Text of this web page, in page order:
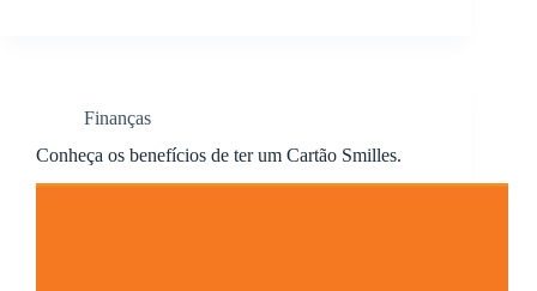
Finanças
Conheça os benefícios de ter um Cartão Smilles.